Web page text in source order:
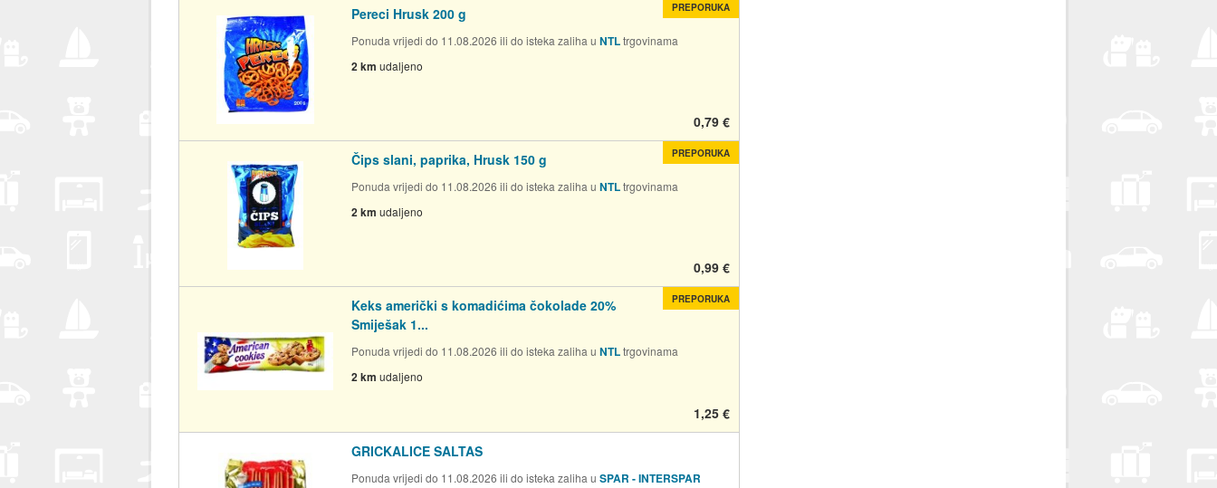
Pereci Hrusk 200 g
Ponuda vrijedi do 11.08.2026 ili do isteka zaliha u NTLtrgovinama
2 km udaljeno
0,79 €
PREPORUKA
Čips slani, paprika, Hrusk 150 g
Ponuda vrijedi do 11.08.2026 ili do isteka zaliha u NTLtrgovinama
2 km udaljeno
0,99 €
PREPORUKA
Keks američki s komadićima čokolade 20%
Smiješak 1...
Ponuda vrijedi do 11.08.2026 ili do isteka zaliha u NTLtrgovinama
2 km udaljeno
1,25 €
PREPORUKA
GRICKALICE SALTAS
Ponuda vrijedi do 11.08.2026 ili do isteka zaliha u SPAR - INTERSPAR